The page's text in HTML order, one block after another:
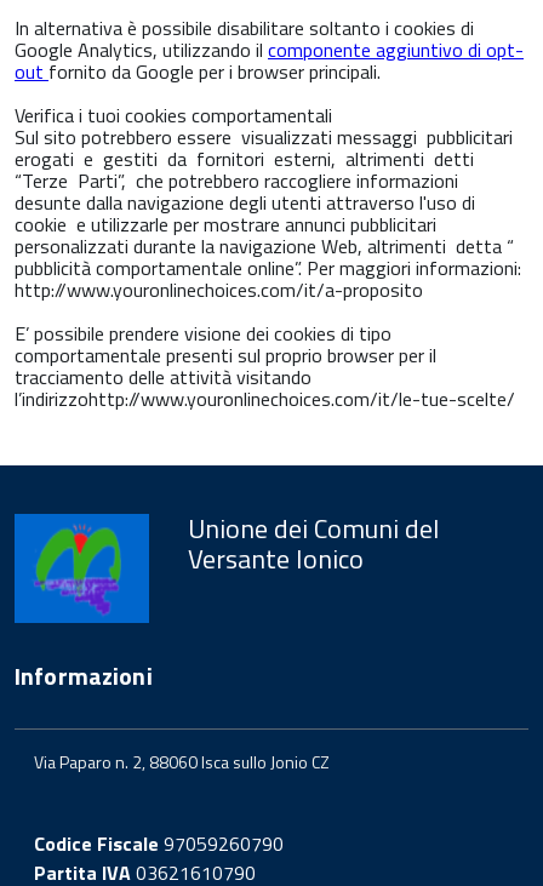
In alternativa è possibile disabilitare soltanto i cookies di
Google Analytics, utilizzando il componente aggiuntivo di opt-
out fornito da Google per i browser principali.
Verifica i tuoi cookies comportamentali
Sul sito potrebbero essere visualizzati messaggi pubblicitari
erogati e gestiti da fornitori esterni, altrimenti detti
“Terze Parti”, che potrebbero raccogliere informazioni
desunte dalla navigazione degli utenti attraverso l'uso di
cookie e utilizzarle per mostrare annunci pubblicitari
personalizzati durante la navigazione Web, altrimenti detta “
pubblicità comportamentale online”. Per maggiori informazioni:
http://www.youronlinechoices.com/it/a-proposito
E’ possibile prendere visione dei cookies di tipo
comportamentale presenti sul proprio browser per il
tracciamento delle attività visitando
l’indirizzohttp://www.youronlinechoices.com/it/le-tue-scelte/
Unione dei Comuni del
Versante Ionico
Informazioni
Via Paparo n. 2, 88060 Isca sullo Jonio CZ
Codice Fiscale 97059260790
Partita IVA03621610790